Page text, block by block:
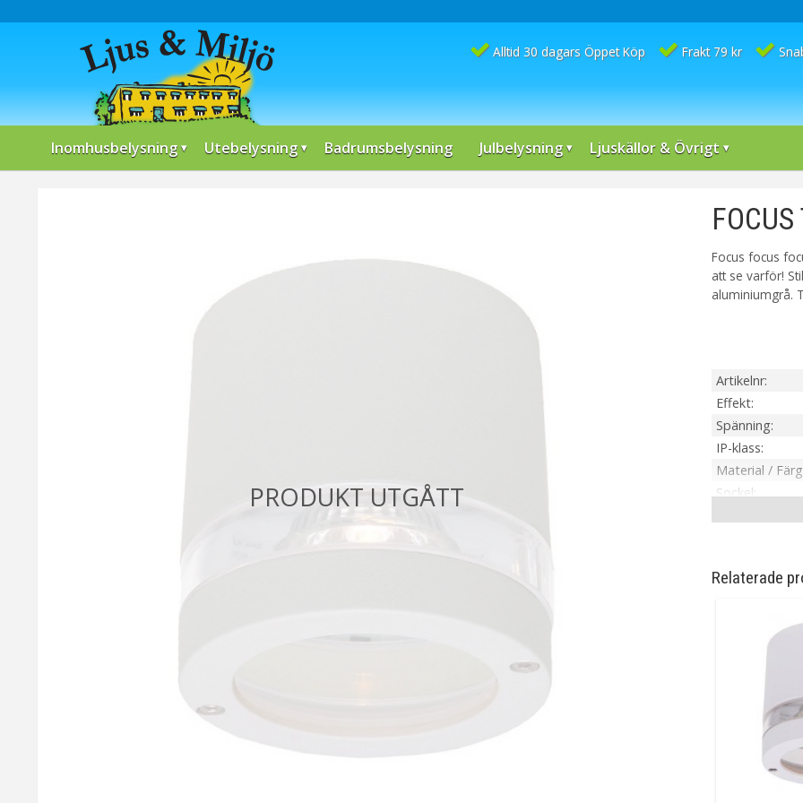
Alltid 30 dagars Öppet Köp Frakt 79 kr
Inomhusbelysning Utebelysning Badrumsbelysning Julbelysning Ljuskällor & Övrigt
Focus focus
att se varför!
aluminiumgrå.
Artikelnr
Effekt
Spänning
IP-klass
Material / Färg
Sockel
Relaterade